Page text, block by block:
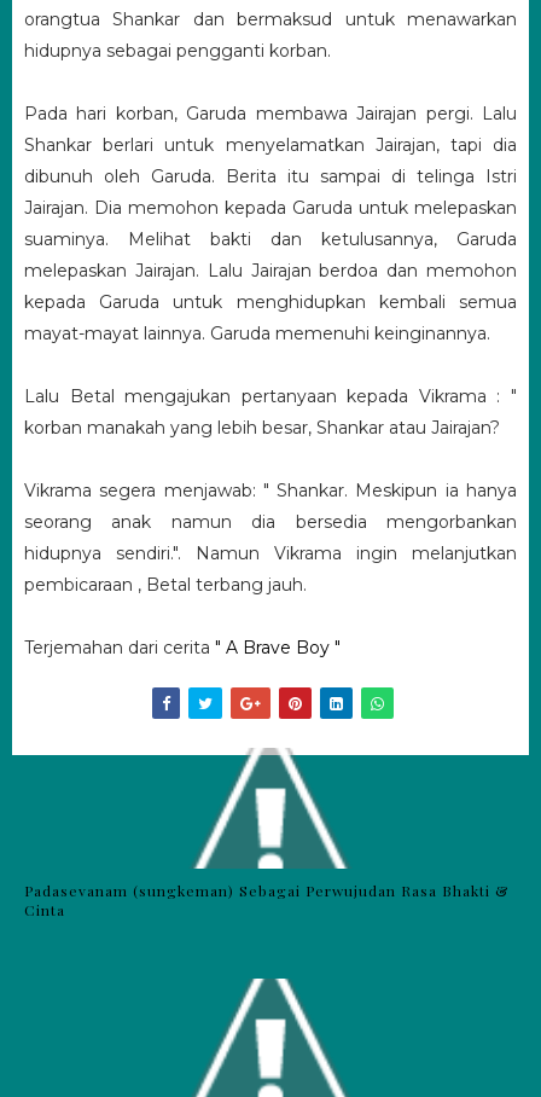
orangtua Shankar dan bermaksud untuk menawarkan
hidupnya sebagai pengganti korban.
Pada hari korban, Garuda membawa Jairajan pergi. Lalu
Shankar berlari untuk menyelamatkan Jairajan, tapi dia
dibunuh oleh Garuda. Berita itu sampai di telinga Istri
Jairajan. Dia memohon kepada Garuda untuk melepaskan
suaminya. Melihat bakti dan ketulusannya, Garuda
melepaskan Jairajan. Lalu Jairajan berdoa dan memohon
kepada Garuda untuk menghidupkan kembali semua
mayat-mayat lainnya. Garuda memenuhi keinginannya.
Lalu Betal mengajukan pertanyaan kepada Vikrama : "
korban manakah yang lebih besar, Shankar atau Jairajan?
Vikrama segera menjawab: " Shankar. Meskipun ia hanya
seorang anak namun dia bersedia mengorbankan
hidupnya sendiri.". Namun Vikrama ingin melanjutkan
pembicaraan , Betal terbang jauh.
Terjemahan dari cerita " A Brave Boy "
Padasevanam (sungkeman) Sebagai Perwujudan Rasa Bhakti &
Cinta